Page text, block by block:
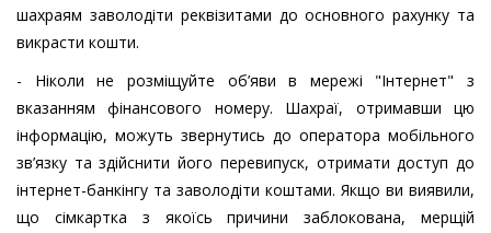
шахраям заволодіти реквізитами до основного рахунку та
викрасти кошти.
- Ніколи не розміщуйте об’яви в мережі "Інтернет" з
вказанням фінансового номеру. Шахраї, отримавши цю
інформацію, можуть звернутись до оператора мобільного
зв’язку та здійснити його перевипуск, отримати доступ до
інтернет-банкінгу та заволодіти коштами. Якщо ви виявили,
що сімкартка з якоїсь причини заблокована, мерщій